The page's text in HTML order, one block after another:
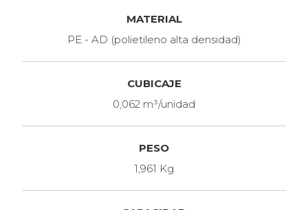
MATERIAL
PE - AD (polietileno alta densidad)
CUBICAJE
0,062 m³/unidad
PESO
1,961 Kg